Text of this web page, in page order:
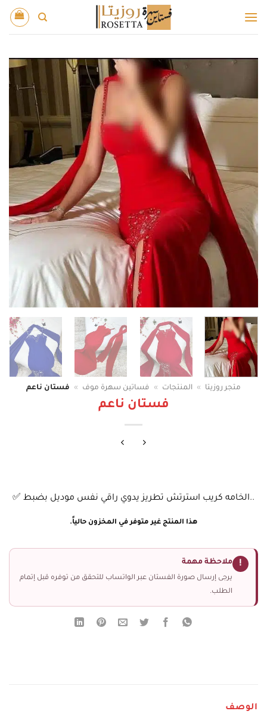
للمحتوى
متجر روزيتا » المنتجات » فساتين سهرة موف » فستان ناعم
فستان ناعم
..الخامه كريب استرتش تطريز يدوي راقي نفس موديل بضبط ✅
هذا المنتج غير متوفر في المخزون حالياً.
! ملاحظة مهمة
يرجى إرسال صورة الفستان عبر الواتساب للتحقق من توفره قبل إتمام
الطلب.
الوصف